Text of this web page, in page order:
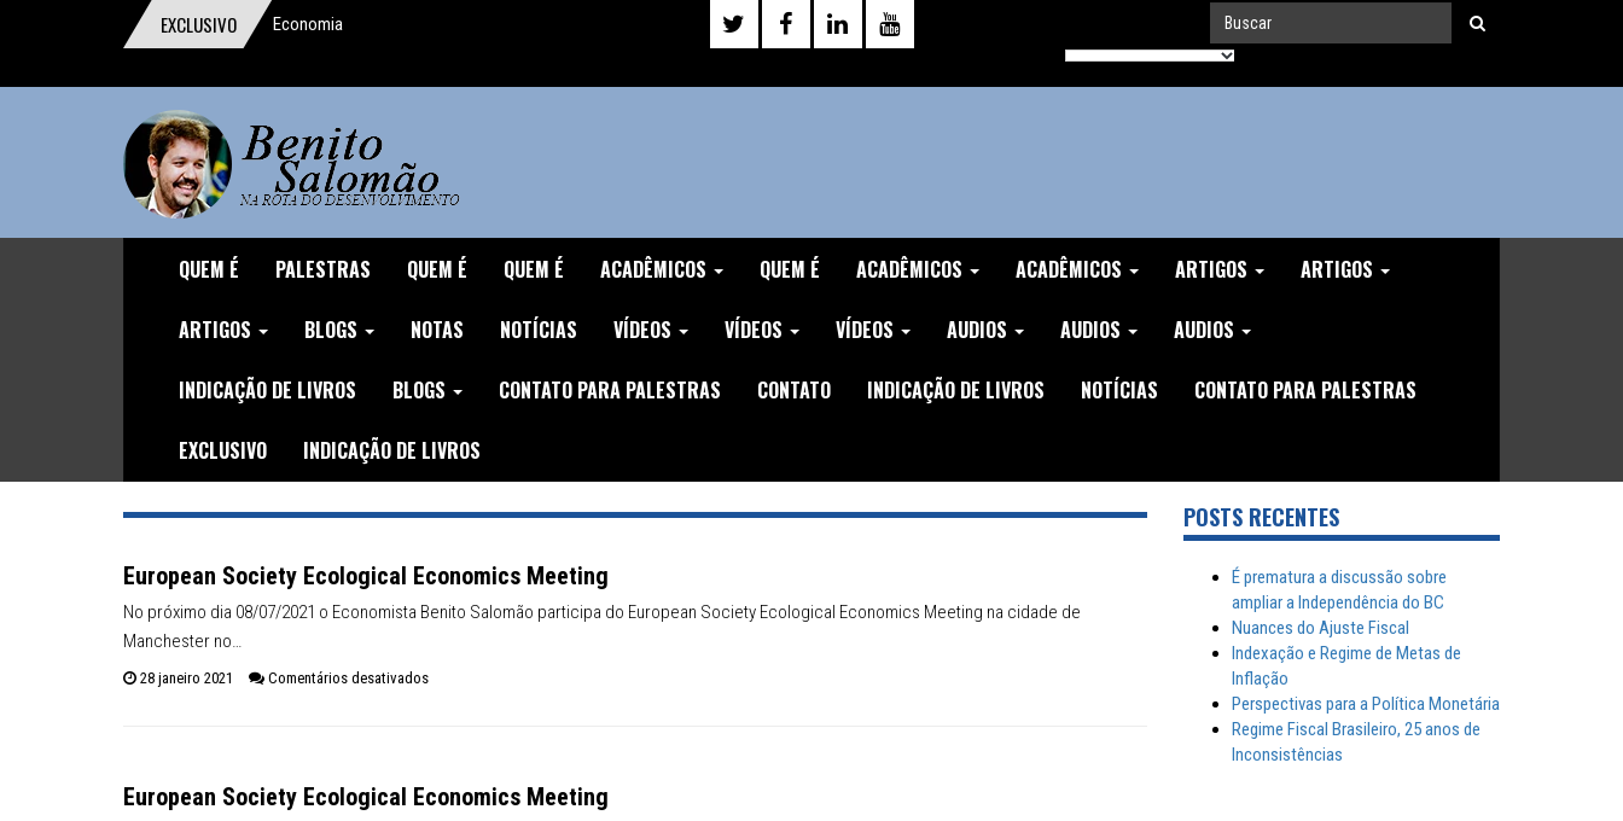
EXCLUSIVO Economia
Um digno, junto a indignos
A importância da reforma trabalhista
O homem que pensou o Brasil
A mentira da CLT
O Demônio Malthusiano
Nuances do Ajuste
O inviável Imposto sobre Fortunas
QUEM É PALESTRAS QUEM É QUEM É ACADÊMICOS QUEM É ACADÊMICOS ACADÊMICOS ARTIGOS ARTIGOS
ARTIGOS BLOGS NOTAS NOTÍCIAS VÍDEOS VÍDEOS VÍDEOS AUDIOS AUDIOS AUDIOS
INDICAÇÃO DE LIVROS BLOGS CONTATO PARA PALESTRAS CONTATO INDICAÇÃO DE LIVROS NOTÍCIAS CONTATO PARA PALESTRAS
EXCLUSIVO INDICAÇÃO DE LIVROS
European Society Ecological Economics Meeting
No próximo dia 08/07/2021 o Economista Benito Salomão participa do European Society Ecological Economics Meeting na cidade de
Manchester no…
28 janeiro 2021 Comentários desativadosem European Society Ecological Economics Meeting
European Society Ecological Economics Meeting
POSTS RECENTES
É prematura a discussão sobre
ampliar a Independência do BC
Nuances do Ajuste Fiscal
Indexação e Regime de Metas de
Inflação
Perspectivas para a Política Monetária
Regime Fiscal Brasileiro, 25 anos de
Inconsistências